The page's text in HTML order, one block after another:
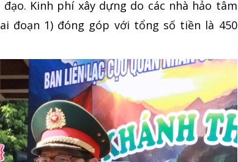
Kinh phí xây dựng do các nhà hảo tâm
đoạn 1) đóng góp với tổng số tiền là 450